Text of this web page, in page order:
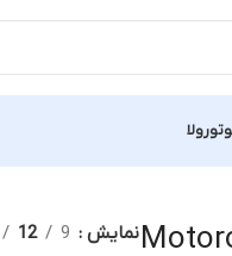
نمایش 9
12